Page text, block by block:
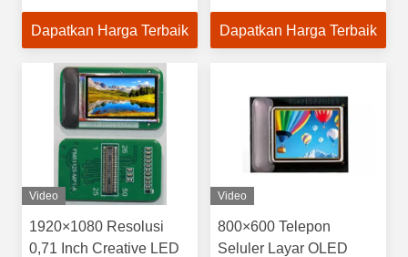
Maksimum 3000 Cd/m2
dan Area Aktif 15,19mm
Dapatkan Harga Terbaik
Aktif 15.19mm×14.36mm
Strip RGB Vertikal
Dapatkan Harga Terbaik
Video
1920×1080 Resolusi
0,71 Inch Creative LED
Video
800×600 Telepon
Seluler Layar OLED